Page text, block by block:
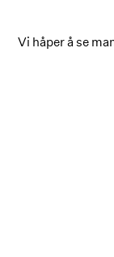
Vi håper å se